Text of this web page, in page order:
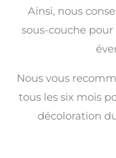
Ainsi, nous
sous-couche
Nous vous
tous les six mois
décoloration